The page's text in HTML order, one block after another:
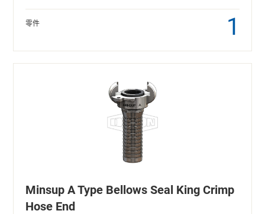
零件 1
Minsup A Type Bellows Seal King Crimp
Hose End